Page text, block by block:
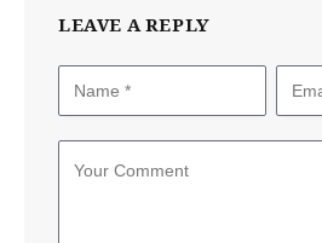
LEAVE A REPLY